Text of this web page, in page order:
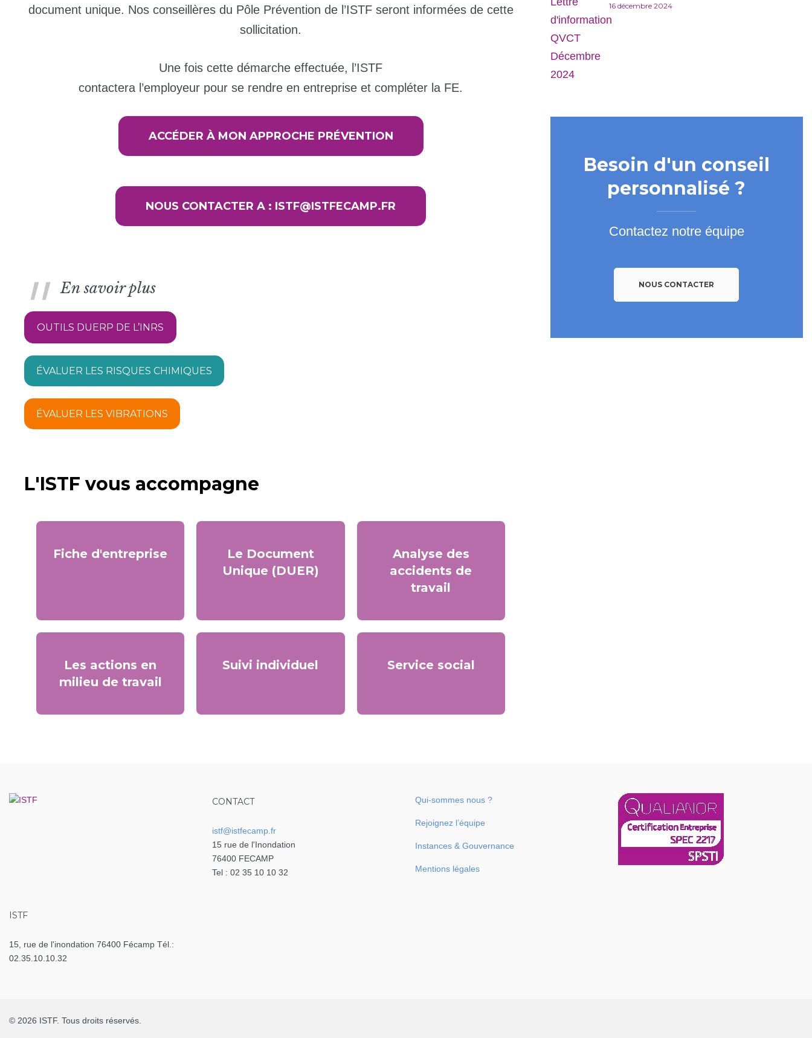
document unique. Nos conseillères du Pôle Prévention de l’ISTF seront informées de cette
sollicitation.
Une fois cette démarche effectuée, l’ISTF
contactera l’employeur pour se rendre en entreprise et compléter la FE.
ACCÉDER À MON APPROCHE PRÉVENTION
NOUS CONTACTER A : ISTF@ISTFECAMP.FR
En savoir plus
OUTILS DUERP DE L’INRS
ÉVALUER LES RISQUES CHIMIQUES
ÉVALUER LES VIBRATIONS
L'ISTF vous accompagne
Fiche d'entreprise
Le Document
Unique (DUER)
Analyse des
accidents de
travail
Les actions en
milieu de travail
Suivi individuel Service social
16 décembre 2024
Besoin d'un conseil
personnalisé ?
Contactez notre équipe
NOUS CONTACTER
CONTACT
istf@istfecamp.fr
15 rue de l'Inondation
76400 FECAMP
Tel : 02 35 10 10 32
Qui-sommes nous ?
Rejoignez l’équipe
Instances & Gouvernance
Mentions légales
ISTF
15, rue de l'inondation 76400 Fécamp Tél.:
02.35.10.10.32
© 2026 ISTF. Tous droits réservés.